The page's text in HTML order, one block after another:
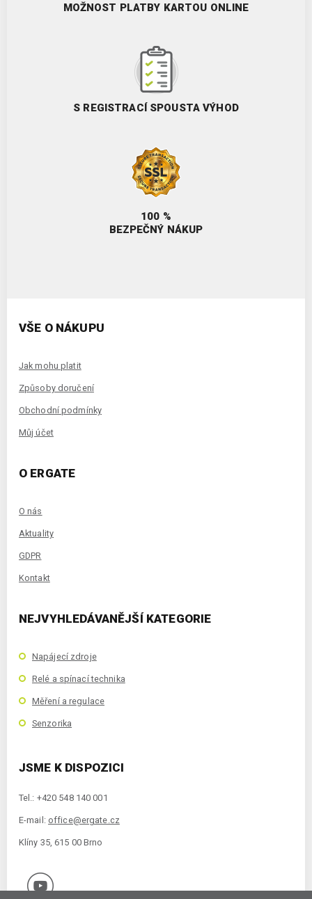
MOŽNOST PLATBY KARTOU ONLINE
S REGISTRACÍ SPOUSTA VÝHOD
100 %
BEZPEČNÝ NÁKUP
VŠE O NÁKUPU
Jak mohu platit
Způsoby doručení
Obchodní podmínky
Můj účet
O ERGATE
O nás
Aktuality
GDPR
Kontakt
NEJVYHLEDÁVANĚJŠÍ KATEGORIE
Napájecí zdroje
Relé a spínací technika
Měření a regulace
Senzorika
JSME K DISPOZICI
Tel.: +420 548 140 001
E-mail: office@ergate.cz
Klíny 35, 615 00 Brno